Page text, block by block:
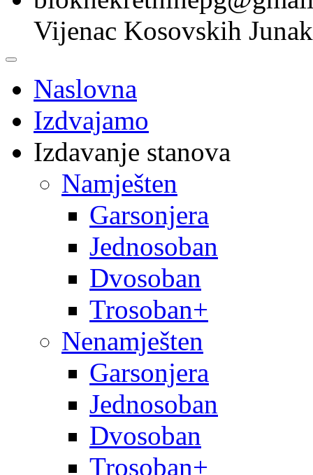
Vijenac Kosovskih
Naslovna
Izdvajamo
Izdavanje stanova
Namješten
Garsonjera
Jednosoban
Dvosoban
Trosoban+
Nenamješten
Garsonjera
Jednosoban
Dvosoban
Trosoban+